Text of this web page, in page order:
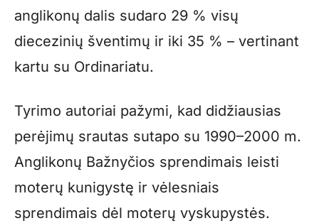
anglikonų dalis sudaro 29 % visų
diecezinių šventimų ir iki 35 % – vertinant
kartu su Ordinariatu.
Tyrimo autoriai pažymi, kad didžiausias
perėjimų srautas sutapo su 1990–2000 m.
Anglikonų Bažnyčios sprendimais leisti
moterų kunigystę ir vėlesniais
sprendimais dėl moterų vyskupystės.